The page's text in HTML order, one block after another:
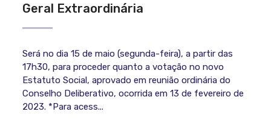
Geral Extraordinária
Será no dia 15 de maio (segunda-feira), a partir das
17h30, para proceder quanto a votação no novo
Estatuto Social, aprovado em reunião ordinária do
Conselho Deliberativo, ocorrida em 13 de fevereiro de
2023. *Para acess...